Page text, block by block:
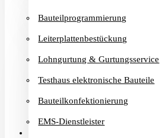
Bauteilprogrammierung
Leiterplattenbestückung
Lohngurtung & Gurtungsservice
Testhaus elektronische Bauteile
Bauteilkonfektionierung
EMS-Dienstleister